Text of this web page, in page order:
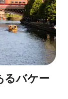
るバケー